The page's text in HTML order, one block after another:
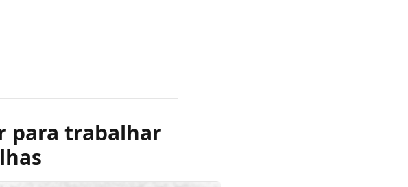
para trabalhar